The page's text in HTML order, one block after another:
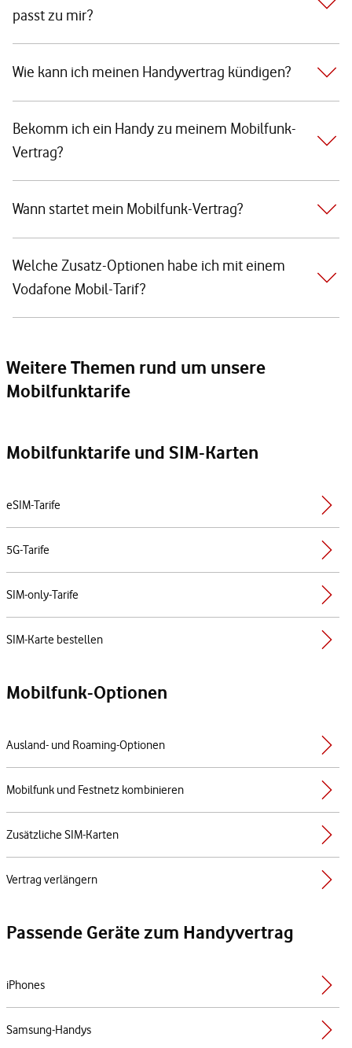
passt zu mir?
Wie kann ich meinen Handyvertrag kündigen?
Bekomm ich ein Handy zu meinem Mobilfunk-
Vertrag?
Wann startet mein Mobilfunk-Vertrag?
Welche Zusatz-Optionen habe ich mit einem
Vodafone Mobil-Tarif?
Weitere Themen rund um unsere
Mobilfunktarife
Mobilfunktarife und SIM-Karten
eSIM-Tarife
5G-Tarife
SIM-only-Tarife
SIM-Karte bestellen
Mobilfunk-Optionen
Ausland- und Roaming-Optionen
Mobilfunk und Festnetz kombinieren
Zusätzliche SIM-Karten
Vertrag verlängern
Passende Geräte zum Handyvertrag
iPhones
Samsung-Handys